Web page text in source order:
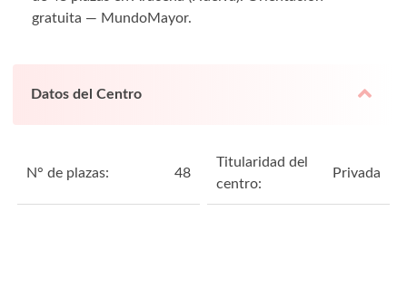
gratuita — MundoMayor.
Datos del Centro
N° de plazas: 48
Titularidad del
centro:
Privada